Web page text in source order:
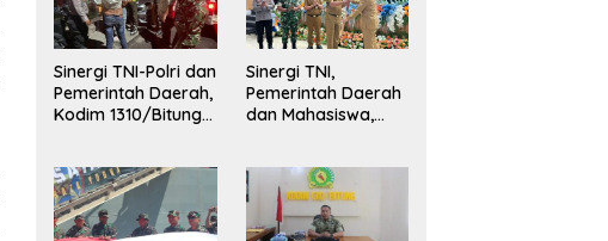
Sinergi TNI-Polri dan
Pemerintah Daerah,
Kodim 1310/Bitung
Wilayah Kota Bitung
Sinergi TNI,
Pemerintah Daerah
dan Mahasiswa,
Mahasiswa KKT
Unsrat Manado di
Kota Bitung